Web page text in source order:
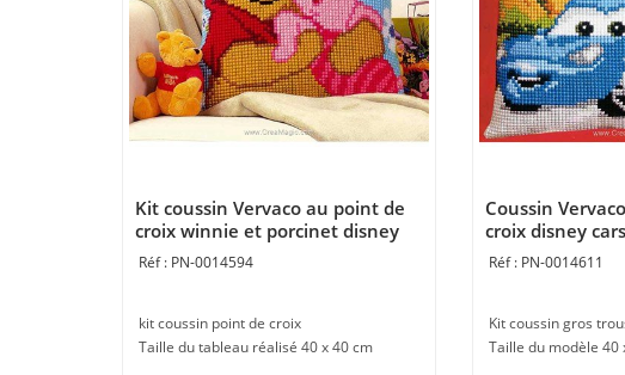
Kit coussin Vervaco au point de
croix winnie et porcinet disney
PN-0014594
kit coussin point de croix
Taille du tableau réalisé 40 x 40 cm
Coussin
croix disney
PN-0014611
Kit coussin gros
Taille du modèle 40